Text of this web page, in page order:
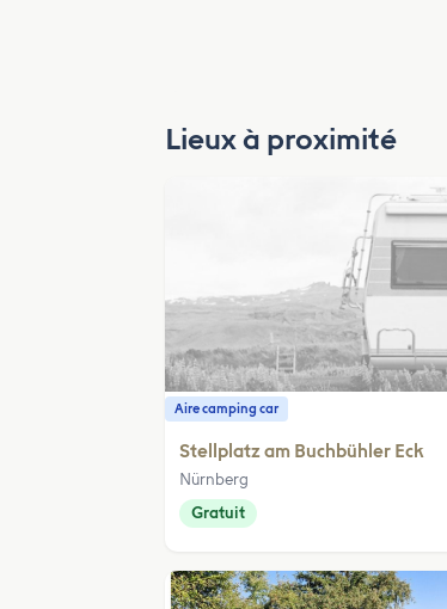
Lieux à proximité
Aire camping car
Stellplatz am Buchbühler Eck
Nürnberg
Gratuit